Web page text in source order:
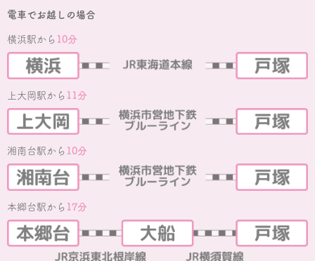
電車でお越しの場合
横浜駅から 10分
上大岡駅から 11分
湘南台駅から 10分
本郷台駅から 17分